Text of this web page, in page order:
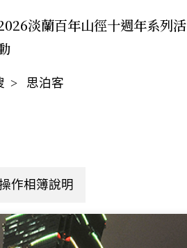
淡蘭百年山徑十週年系列活
思泊客
作相簿說明